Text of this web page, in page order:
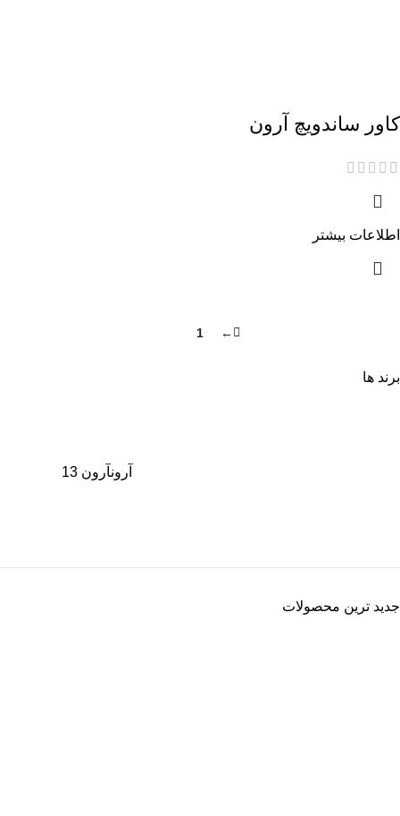
برند ها
آرونآرون 13
جدید ترین محصولات
کاور ساندویچ آرون
اطلاعات بیشتر
←
1